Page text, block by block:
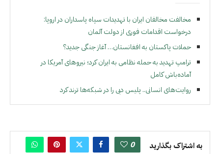
مخالفت مخالفان ایران با تهدیدات سپاه پاسداران در اروپا:
درخواست اقدامات فوری از دولت آلمان
حملات پاکستان به افغانستان… آغاز جنگی جدید؟
ترامپ تهدید به حمله نظامی به ایران کرد؛ نیروهای آمریکا در
آماده‌باش کامل
روایت‌های انسانی.. پلیس دبی را در شبکه‌ها ترند کرد
به اشتراک بگذارید 0